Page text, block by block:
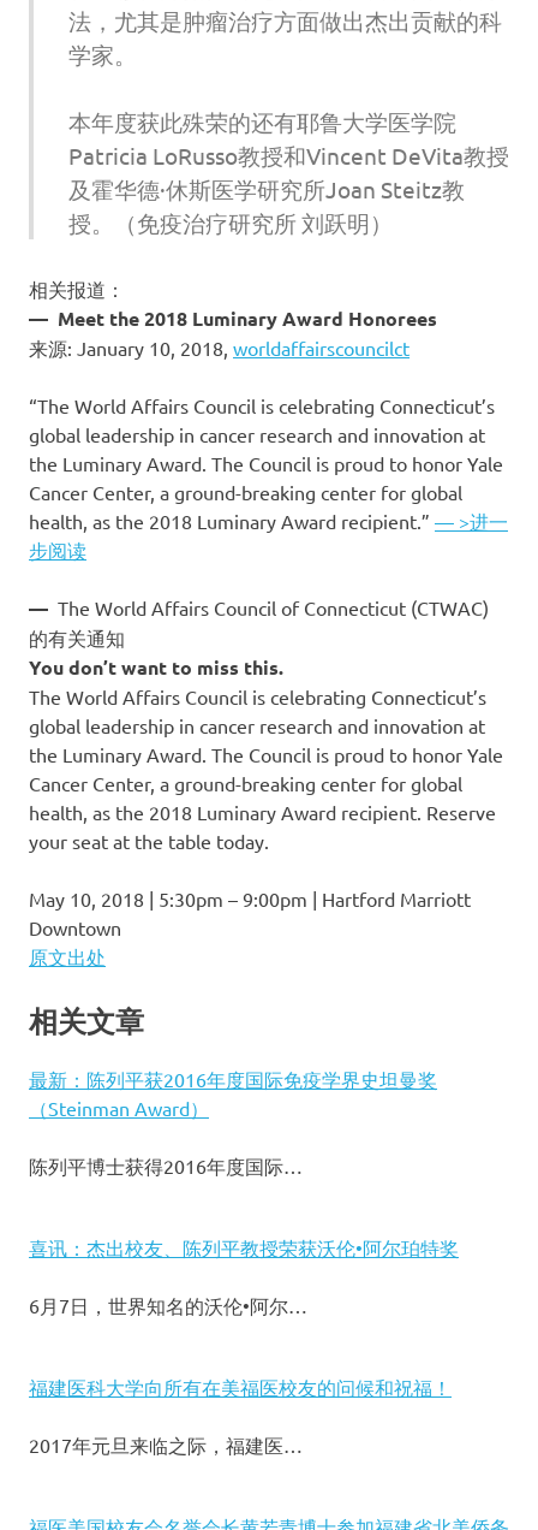
法，尤其是肿瘤治疗方面做出杰出贡献的科
学家。
本年度获此殊荣的还有耶鲁大学医学院
Patricia LoRusso教授和Vincent DeVita教授
及霍华德·休斯医学研究所Joan Steitz教
授。（免疫治疗研究所 刘跃明）
相关报道：
— Meet the 2018 Luminary Award Honorees
来源: January 10, 2018, worldaffairscouncilct
“The World Affairs Council is celebrating Connecticut’s
global leadership in cancer research and innovation at
the Luminary Award. The Council is proud to honor Yale
Cancer Center, a ground-breaking center for global
health, as the 2018 Luminary Award recipient.” — >进一
步阅读
— The World Affairs Council of Connecticut (CTWAC)
的有关通知
You don’t want to miss this.
The World Affairs Council is celebrating Connecticut’s
global leadership in cancer research and innovation at
the Luminary Award. The Council is proud to honor Yale
Cancer Center, a ground-breaking center for global
health, as the 2018 Luminary Award recipient. Reserve
your seat at the table today.
May 10, 2018 | 5:30pm – 9:00pm | Hartford Marriott
Downtown
原文出处
相关文章
最新：陈列平获2016年度国际免疫学界史坦曼奖
（Steinman Award）
陈列平博士获得2016年度国际…
喜讯：杰出校友、陈列平教授荣获沃伦•阿尔珀特奖
6月7日，世界知名的沃伦•阿尔…
福建医科大学向所有在美福医校友的问候和祝福！
2017年元旦来临之际，福建医…